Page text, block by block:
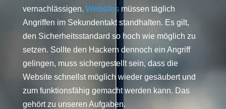
vernachlässigen. Websitesmüssen täglich
Angriffen im Sekundentakt standhalten. Es gilt,
den Sicherheitsstandard so hoch wie möglich zu
setzen. Sollte den Hackern dennoch ein Angriff
gelingen, muss sichergestellt sein, dass die
Website schnellst möglich wieder gesäubert und
zum funktionsfähig gemacht werden kann. Das
gehört zu unseren Aufgaben.